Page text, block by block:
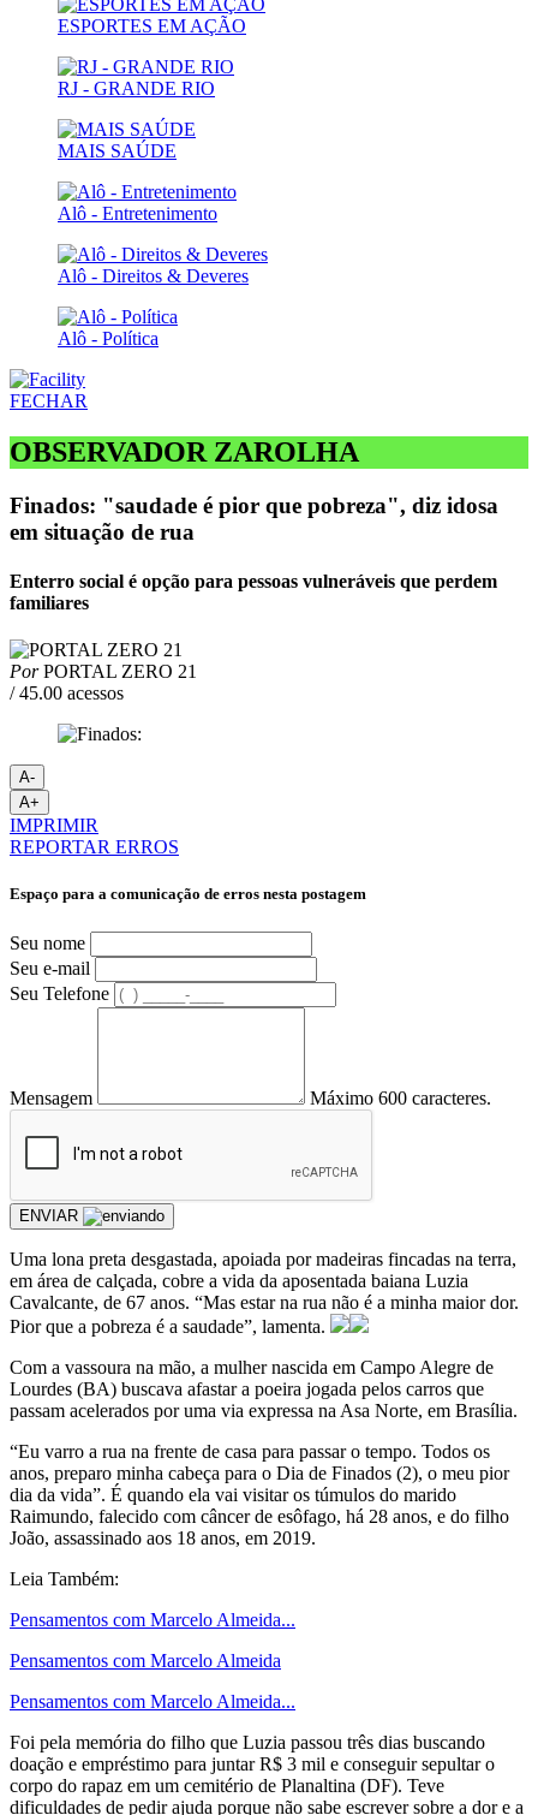
ESPORTES EM AÇÃO
RJ - GRANDE RIO
MAIS SAÚDE
Alô - Entretenimento
Alô - Direitos & Deveres
Alô - Política
FECHAR
OBSERVADOR ZAROLHA
Finados: "saudade é pior que pobreza", diz idosa
em situação de rua
Enterro social é opção para pessoas vulneráveis que perdem
familiares
PorPORTAL ZERO 21
/ 45.00 acessos
A-
A+
IMPRIMIR
REPORTAR ERROS
Espaço para a comunicação de erros nesta postagem
Seu nome
Seu e-mail
Seu Telefone
Mensagem Máximo 600 caracteres.
ENVIAR
Uma lona preta desgastada, apoiada por madeiras fincadas na terra,
em área de calçada, cobre a vida da aposentada baiana Luzia
Cavalcante, de 67 anos. “Mas estar na rua não é a minha maior dor.
Pior que a pobreza é a saudade”, lamenta.
Com a vassoura na mão, a mulher nascida em Campo Alegre de
Lourdes (BA) buscava afastar a poeira jogada pelos carros que
passam acelerados por uma via expressa na Asa Norte, em Brasília.
“Eu varro a rua na frente de casa para passar o tempo. Todos os
anos, preparo minha cabeça para o Dia de Finados (2), o meu pior
dia da vida”. É quando ela vai visitar os túmulos do marido
Raimundo, falecido com câncer de esôfago, há 28 anos, e do filho
João, assassinado aos 18 anos, em 2019.
Leia Também:
Pensamentos com Marcelo Almeida...
Pensamentos com Marcelo Almeida
Pensamentos com Marcelo Almeida...
Foi pela memória do filho que Luzia passou três dias buscando
doação e empréstimo para juntar R$ 3 mil e conseguir sepultar o
corpo do rapaz em um cemitério de Planaltina (DF). Teve
dificuldades de pedir ajuda porque não sabe escrever sobre a dor e a